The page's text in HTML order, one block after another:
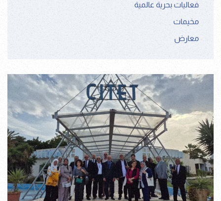
فعاليات بحرية عالمية
مخيمات
معارض